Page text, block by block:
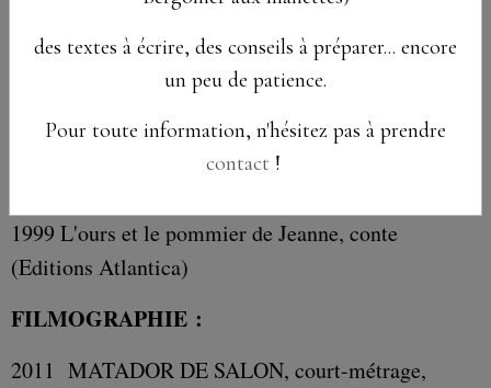
2003 Carnet Illustré (peintures de Jean-Marc
Lanusse, Editions Quai Rouge)
2000 Quel temps fait-il au Caplan? (Photographies
de Pierre Le Gall, Editions Caplan & Co)
1999 L'ours et le pommier de Jeanne, conte
(Editions Atlantica)
FILMOGRAPHIE :
2011 MATADOR DE SALON, court-métrage,
des textes à écrire, des conseils à préparer... encore
un peu de patience.
Pour toute information, n'hésitez pas à prendre
contact !